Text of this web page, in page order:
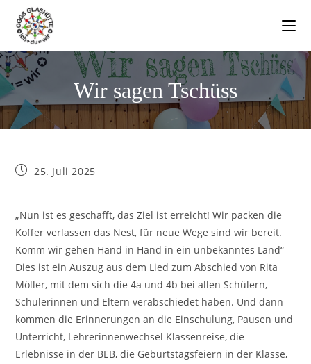
Wir sagen Tschüss
25. Juli 2025
„Nun ist es geschafft, das Ziel ist erreicht! Wir packen die
Koffer verlassen das Nest, für neue Wege sind wir bereit.
Komm wir gehen Hand in Hand in ein unbekanntes Land“
Dies ist ein Auszug aus dem Lied zum Abschied von Rita
Möller, mit dem sich die 4a und 4b bei allen Schülern,
Schülerinnen und Eltern verabschiedet haben. Und dann
kommen die Erinnerungen an die Einschulung, Pausen und
Unterricht, Lehrerinnenwechsel Klassenreise, die
Erlebnisse in der BEB, die Geburtstagsfeiern in der Klasse,